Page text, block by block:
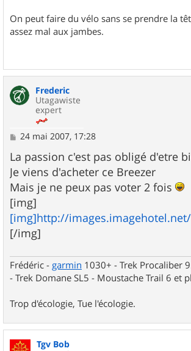
On peut faire du vélo sans se prendre la
assez mal aux jambes.
Frederic
Utagawiste
expert
M
s
s
a
g
e
24 mai 2007, 17:28
La passion c'est pas obligé d'etre
Je viens d'acheter ce Breezer
Mais je ne peux pas voter 2 fois
[img]
[img]http://
[/img]
Frédéric - garmin 1030+ - Trek Procaliber
- Trek Domane SL5 - Moustache Trail 6 et
Trop d'écologie, Tue l'écologie.
Tgv Bob